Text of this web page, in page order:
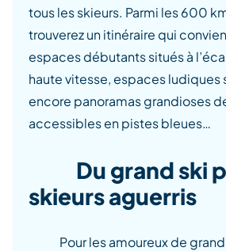
tous les skieurs. Parmi les 600
trouverez un itinéraire qui
espaces débutants situés à
haute vitesse, espaces ludiques
encore panoramas grandioses
accessibles en pistes bleues…
Du grand ski
skieurs aguerris
Pour les amoureux de